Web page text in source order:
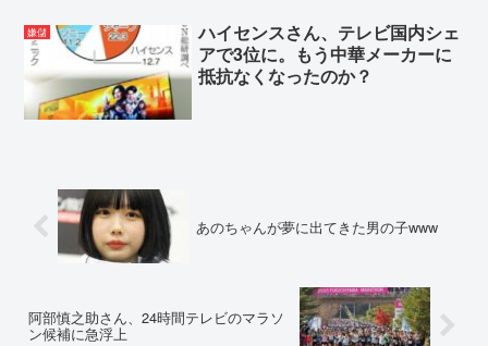
嫌儲
ハイセンスさん、テレビ国内シェ
アで3位に。もう中華メーカーに
抵抗なくなったのか？
あのちゃんが夢に出てきた男の子www
阿部慎之助さん、24時間テレビのマラソ
ン候補に急浮上